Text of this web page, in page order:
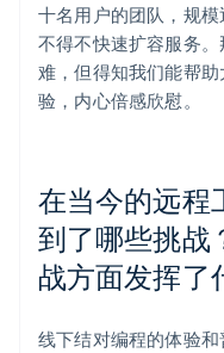
十名用户的团队，规
不得不快速扩容服务
难，但得知我们能帮
验，内心倍感欣慰。
在当今的远程
到了哪些挑战
战方面发挥了
线下结对编程的体验